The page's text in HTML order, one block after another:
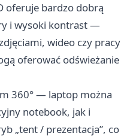
oferuje bardzo dobrą
i wysoki kontrast —
wideo czy pracy
oferować odświeżanie
360° — laptop można
notebook, jak i
„tent / prezentacja”, co